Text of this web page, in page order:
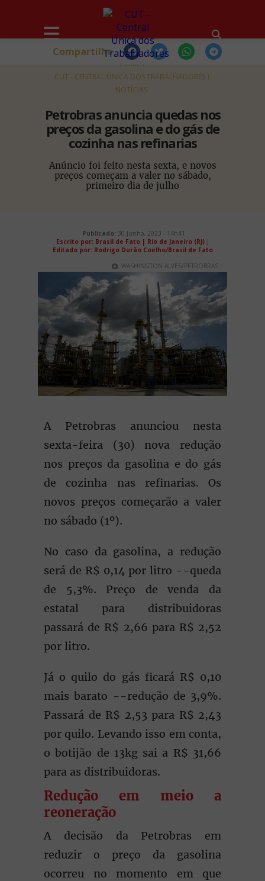
HOME
CUT - CENTRAL ÚNICA DOS TRABALHADORES
NOTÍCIAS
Petrobras anuncia quedas nos
preços da gasolina e do gás de
cozinha nas refinarias
Anúncio foi feito nesta sexta, e novos
preços começam a valer no sábado,
primeiro dia de julho
Compartilhe
Publicado: 30 Junho, 2023 - 14h41
Escrito por: Brasil de Fato | Rio de Janeiro (RJ)|
Editado por: Rodrigo Durão Coelho/Brasil de Fato
WASHINGTON ALVES/PETROBRAS
A Petrobras anunciou nesta
sexta-feira (30) nova redução
nos preços da gasolina e do gás
de cozinha nas refinarias. Os
novos preços começarão a valer
no sábado (1º).
No caso da gasolina, a redução
será de R$ 0,14 por litro --queda
de 5,3%. Preço de venda da
estatal para distribuidoras
passará de R$ 2,66 para R$ 2,52
por litro.
Já o quilo do gás ficará R$ 0,10
mais barato --redução de 3,9%.
Passará de R$ 2,53 para R$ 2,43
por quilo. Levando isso em conta,
o botijão de 13kg sai a R$ 31,66
para as distribuidoras.
Redução em meio a
reoneração
A decisão da Petrobras em
reduzir o preço da gasolina
ocorreu no momento em que